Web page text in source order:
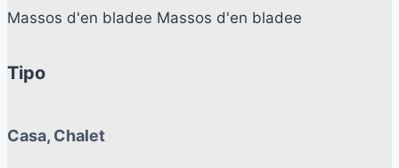
Massos d'en bladee Massos d'en bladee
Tipo
Casa, Chalet